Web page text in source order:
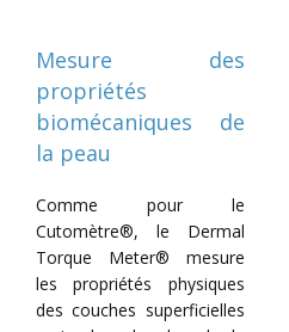
Mesure des
propriétés
biomécaniques de
la peau
Comme pour le
Cutomètre®, le Dermal
Torque Meter® mesure
les propriétés physiques
des couches superficielles